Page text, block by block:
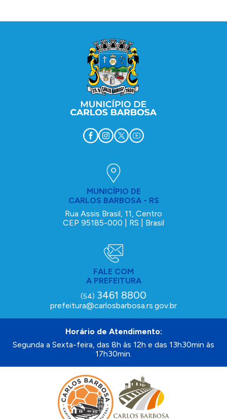
MUNICÍPIO DE
CARLOS BARBOSA - RS
Rua Assis Brasil, 11, Centro
CEP 95185-000 | RS | Brasil
FALE COM
A PREFEITURA
(54) 3461 8800
prefeitura@carlosbarbosa.rs.gov.br
Horário de Atendimento:
Segunda a Sexta-feira, das 8h às 12h e das 13h30min às
17h30min.